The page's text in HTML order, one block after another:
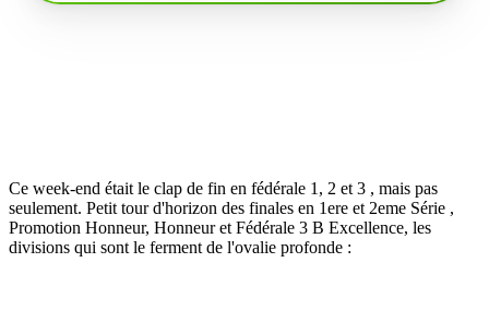
Ce week-end était le clap de fin en fédérale 1, 2 et 3 , mais pas
seulement. Petit tour d'horizon des finales en 1ere et 2eme Série ,
Promotion Honneur, Honneur et Fédérale 3 B Excellence, les
divisions qui sont le ferment de l'ovalie profonde :